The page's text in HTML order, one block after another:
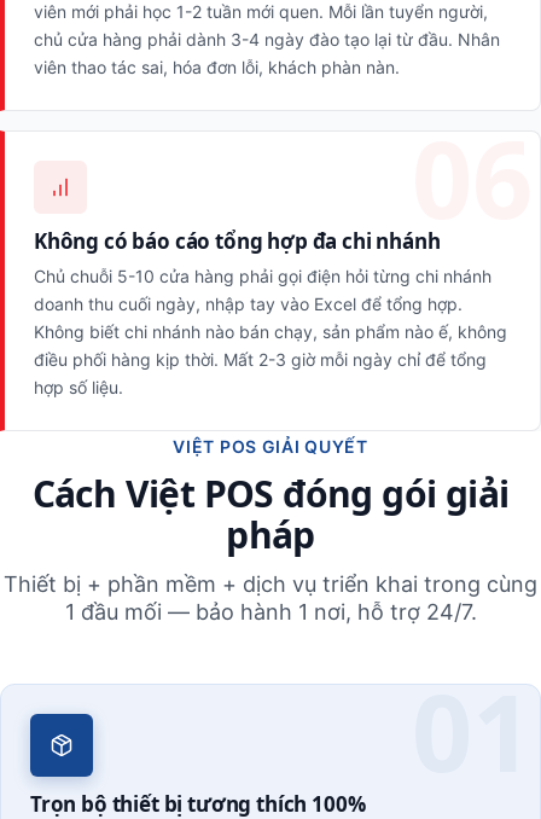
viên mới phải học 1-2 tuần mới quen. Mỗi lần tuyển người,
chủ cửa hàng phải dành 3-4 ngày đào tạo lại từ đầu. Nhân
viên thao tác sai, hóa đơn lỗi, khách phàn nàn.
Không có báo cáo tổng hợp đa chi nhánh
Chủ chuỗi 5-10 cửa hàng phải gọi điện hỏi từng chi nhánh
doanh thu cuối ngày, nhập tay vào Excel để tổng hợp.
Không biết chi nhánh nào bán chạy, sản phẩm nào ế, không
điều phối hàng kịp thời. Mất 2-3 giờ mỗi ngày chỉ để tổng
hợp số liệu.
VIỆT POS GIẢI QUYẾT
Cách Việt POS đóng gói giải
pháp
Thiết bị + phần mềm + dịch vụ triển khai trong cùng
1 đầu mối — bảo hành 1 nơi, hỗ trợ 24/7.
Trọn bộ thiết bị tương thích 100%